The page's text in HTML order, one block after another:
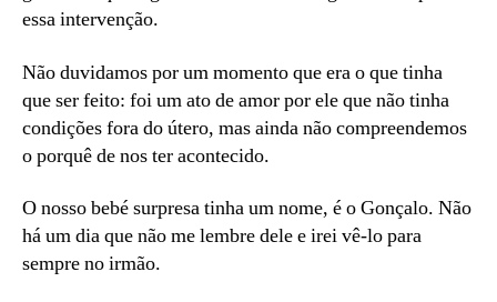
essa intervenção.
Não duvidamos por um momento que era o que tinha
que ser feito: foi um ato de amor por ele que não tinha
condições fora do útero, mas ainda não compreendemos
o porquê de nos ter acontecido.
O nosso bebé surpresa tinha um nome, é o Gonçalo. Não
há um dia que não me lembre dele e irei vê-lo para
sempre no irmão.